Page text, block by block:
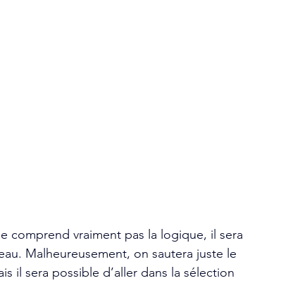
comprend vraiment pas la logique, il sera
Malheureusement, on sautera juste le
il sera possible d’aller dans la sélection